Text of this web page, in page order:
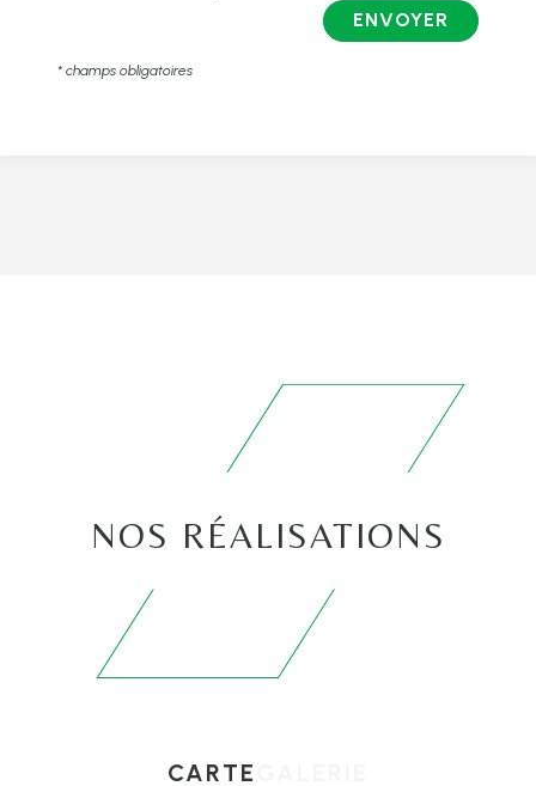
ENVOYER
* champs obligatoires
NOS RÉALISATIONS
CARTE